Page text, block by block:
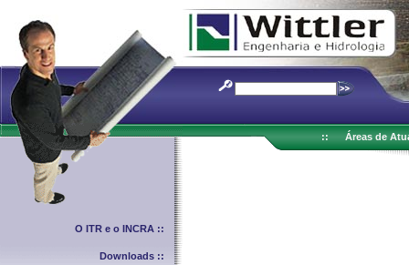
O ITR e o INCRA ::
Downloads ::
:: Áreas de